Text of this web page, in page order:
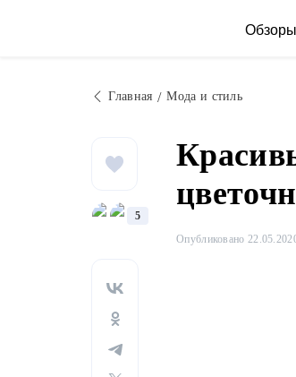
Обзоры
Главная Мода и стиль
5
Опубликовано